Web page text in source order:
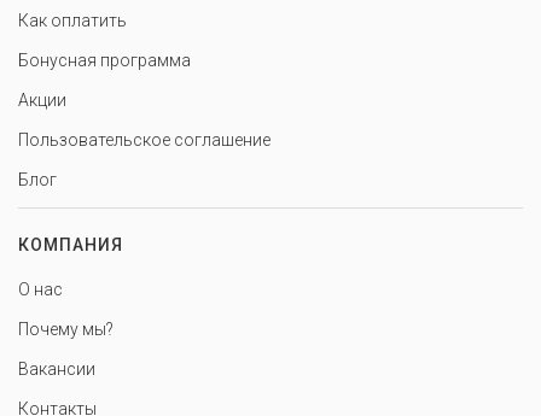
Как оплатить
Бонусная программа
Акции
Пользовательское соглашение
Блог
КОМПАНИЯ
О нас
Почему мы?
Вакансии
Контакты